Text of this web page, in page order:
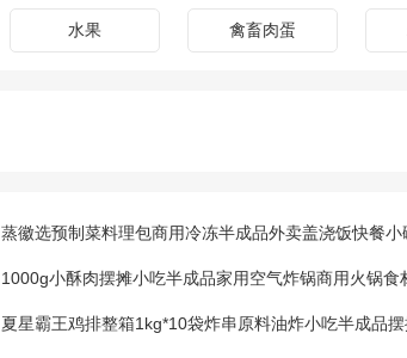
水果 禽畜肉蛋
蒸徽选预制菜料理包商用冷冻半成品外卖盖浇饭快餐小
1000g小酥肉摆摊小吃半成品家用空气炸锅商用火锅食
夏星霸王鸡排整箱1kg*10袋炸串原料油炸小吃半成品